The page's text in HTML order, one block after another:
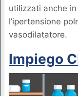
utilizzati anche
l’ipertensione
vasodilatatore.
Impiego